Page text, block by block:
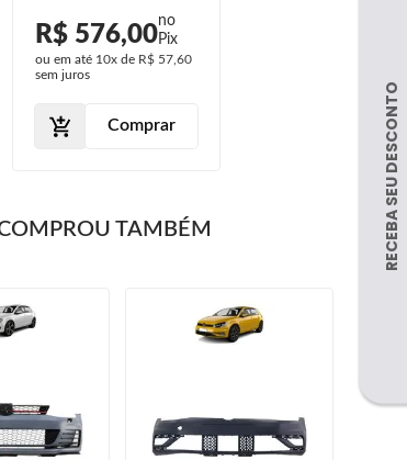
2019 2020 2021
2022 Primer
R$ 576,00
ou em até 10x de R$ 57,60
sem juros
Comprar
TAMBÉM